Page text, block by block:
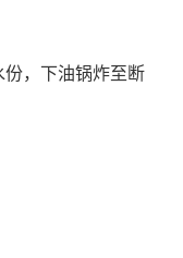
，下油锅炸至断